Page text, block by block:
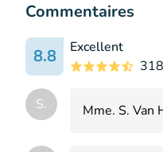
Commentaires
8.8
Excellent
S. Mme. S. Van